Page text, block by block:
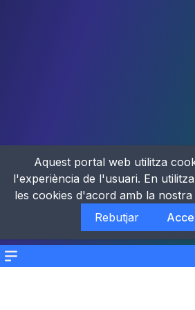
Menu
Aquest portal web utilitza
l'experiència de l'usuari. En
les cookies d'acord amb la nostra
Rebutjar